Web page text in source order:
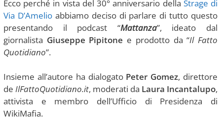
Ecco perché in vista del 30° anniversario della Strage di
Via D’Amelioabbiamo deciso di parlare di tutto questo
presentando il podcast “Mattanza”, ideato dal
giornalista Giuseppe Pipitone e prodotto da “Il Fatto
Quotidiano”.
Insieme all’autore ha dialogato Peter Gomez, direttore
de IlFattoQuotidiano.it, moderati da Laura Incantalupo,
attivista e membro dell’Ufficio di Presidenza di
WikiMafia.